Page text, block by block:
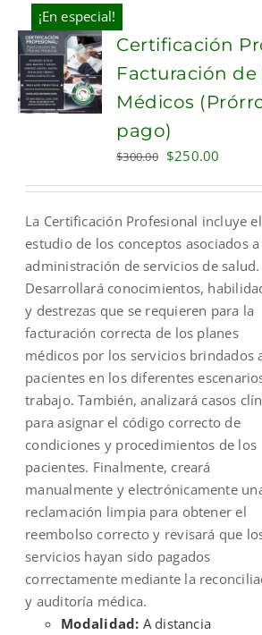
¡En especial!
ADD TO
Certificación
Facturación de
Médicos
pago)
$300.00 Original
$300.00.
$250.00
La Certificación Profesional incluye el
estudio de los conceptos asociados a
administración de servicios de salud.
Desarrollará conocimientos,
y destrezas que se requieren para la
facturación correcta de los planes
médicos por los servicios brindados
pacientes en los diferentes
trabajo. También, analizará casos
para asignar el código correcto de
condiciones y procedimientos de los
pacientes. Finalmente, creará
manualmente y electrónicamente
reclamación limpia para obtener el
reembolso correcto y revisará que
servicios hayan sido pagados
correctamente mediante la
y auditoría médica.
Modalidad: A distancia